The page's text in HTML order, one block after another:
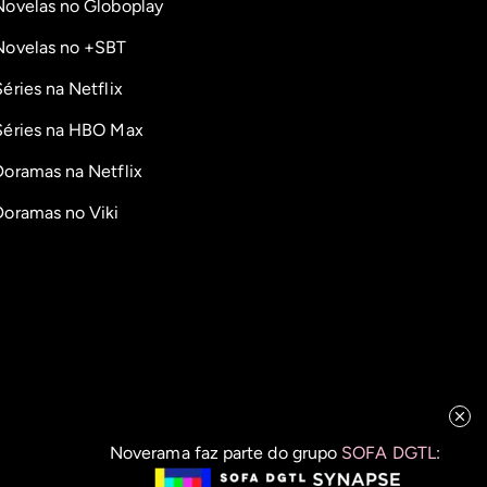
no Globoplay
no +SBT
na Netflix
na HBO Max
na Netflix
no Viki
Noverama faz parte do grupo SOFA DGTL: